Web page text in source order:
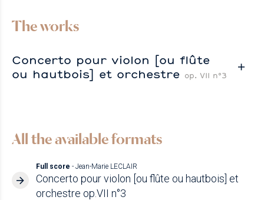
The works
Concerto pour violon [ou flûte
ou hautbois] et orchestre op. VII n°3
All the available formats
Full score - Jean-Marie LECLAIR
Concerto pour violon [ou flûte ou hautbois] et
orchestre op.VII n°3